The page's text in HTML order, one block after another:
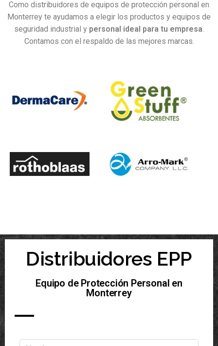
Como distribuidores de equipos de protección personal en
Monterrey te ayudamos a elegir los productos y equipos de
seguridad industrial y personal ideal para tu empresa.
Contamos con el respaldo de las mejores marcas.
Distribuidores EPP
Equipo de Protección Personal en
Monterrey